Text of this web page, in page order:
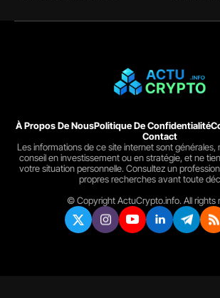
À Propos De NousPolitique De Confidentialité
Contact
Les informations de ce site internet sont générales,
conseil en investissement ou en stratégie, et ne
votre situation personnelle. Consultez un
propres recherches avant toute
© Copyright ActuCrypto.info. All rights